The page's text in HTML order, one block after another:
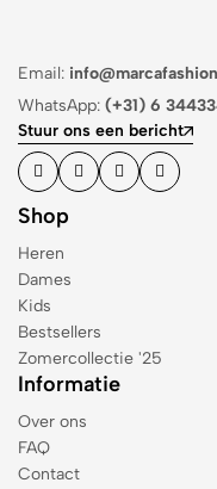
Email:
WhatsApp: (+31) 6
Stuur ons een bericht
Shop
Heren
Dames
Kids
Bestsellers
Zomercollectie '25
Informatie
Over ons
FAQ
Contact